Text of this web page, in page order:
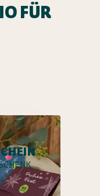
FÜR